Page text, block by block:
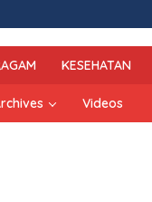
KESEHATAN
Videos